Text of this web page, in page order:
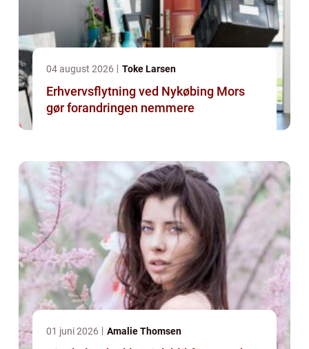
04 august 2026 Toke Larsen
Erhvervsflytning ved Nykøbing Mors
gør forandringen nemmere
01 juni 2026 Amalie Thomsen